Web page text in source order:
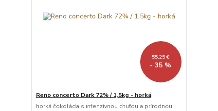
55,25 €
- 35 %
Reno concerto Dark 72% / 1,5kg - horká
horká čokoláda s intenzívnou chuťou a prírodnou